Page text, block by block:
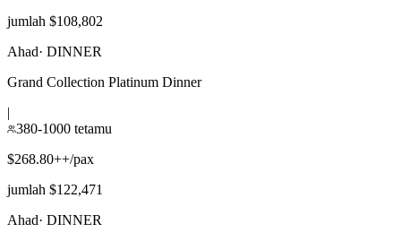
jumlah $108,802
Ahad· DINNER
Grand Collection Platinum Dinner
|
380-1000 tetamu
$268.80++/pax
jumlah $122,471
Ahad· DINNER